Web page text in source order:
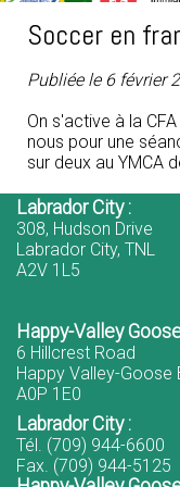
Soccer en
Publiée le 6 février
On s'active à la
nous pour une
sur deux au YMCA
Labrador City :
308, Hudson Drive
Labrador City, TNL
A2V 1L5
Happy-Valley
6 Hillcrest Road
Happy Valley-Goose
A0P 1E0
Labrador City :
Tél. (709) 944-6600
Fax. (709) 944-5125